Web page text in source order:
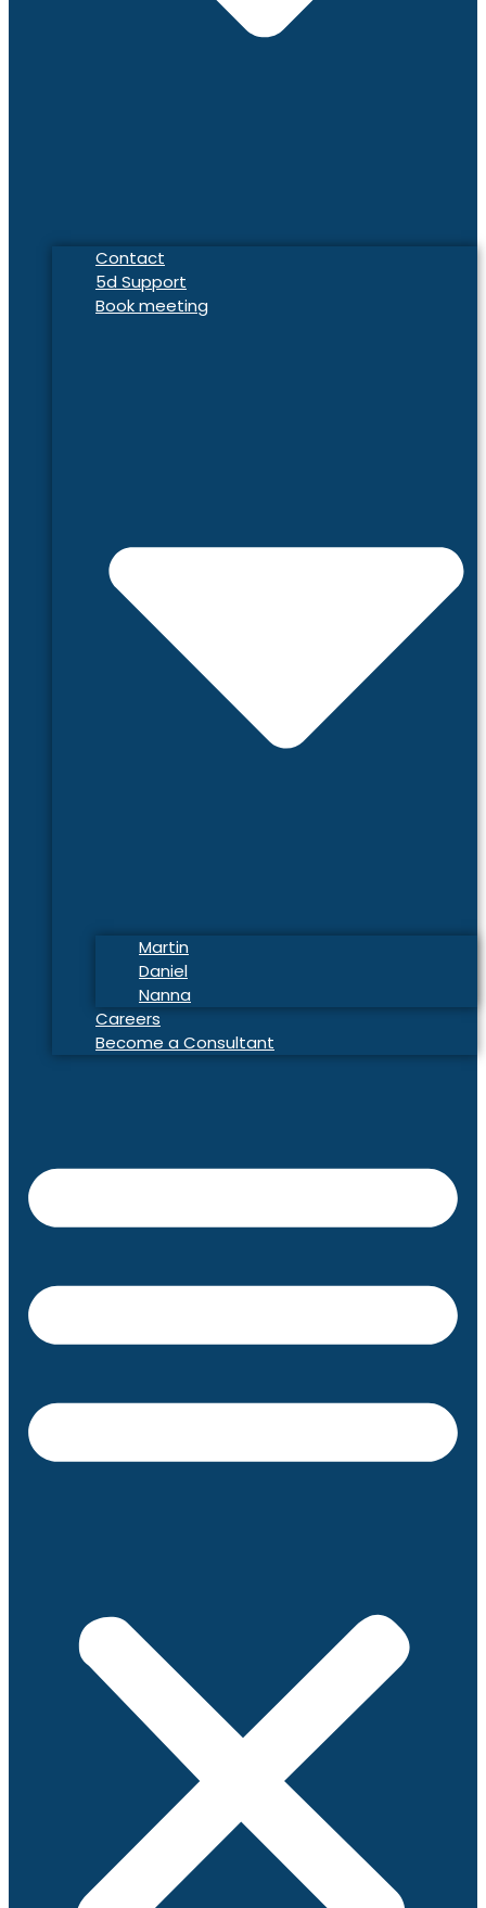
Contact
5d Support
Book meeting
Martin
Daniel
Nanna
Careers
Become a Consultant